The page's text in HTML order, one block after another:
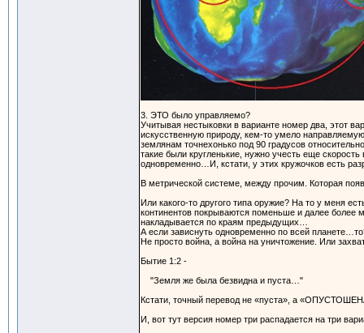
3. ЭТО было управляемо?
Учитывая нестыковки в варианте номер два, этот
искусственную природу, кем-то умело
землянам точнехонько под 90 градусов
такие были кругленькие, нужно учесть еще
одновременно…И, кстати, у этих кружочков есть
В метрической системе, между прочим. Которая
Или какого-то другого типа оружие? На то у меня
континентов покрываются поменьше и далее более
накладывается по краям предыдущих…
А если зависнуть одновременно по всей
Не просто война, а война на уничтожение. Или
Бытие 1:2 -
"Земля же была безвидна и пуста…"
Кстати, точный перевод не «пуста», а
И, вот тут версия номер три распадается на три